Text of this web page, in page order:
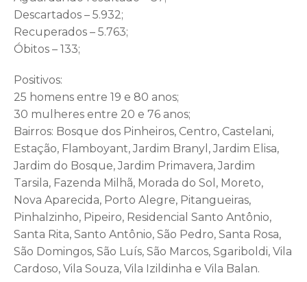
Descartados – 5.932;
Recuperados – 5.763;
Óbitos – 133;
Positivos:
25 homens entre 19 e 80 anos;
30 mulheres entre 20 e 76 anos;
Bairros: Bosque dos Pinheiros, Centro, Castelani,
Estação, Flamboyant, Jardim Branyl, Jardim Elisa,
Jardim do Bosque, Jardim Primavera, Jardim
Tarsila, Fazenda Milhã, Morada do Sol, Moreto,
Nova Aparecida, Porto Alegre, Pitangueiras,
Pinhalzinho, Pipeiro, Residencial Santo Antônio,
Santa Rita, Santo Antônio, São Pedro, Santa Rosa,
São Domingos, São Luís, São Marcos, Sgariboldi, Vila
Cardoso, Vila Souza, Vila Izildinha e Vila Balan.